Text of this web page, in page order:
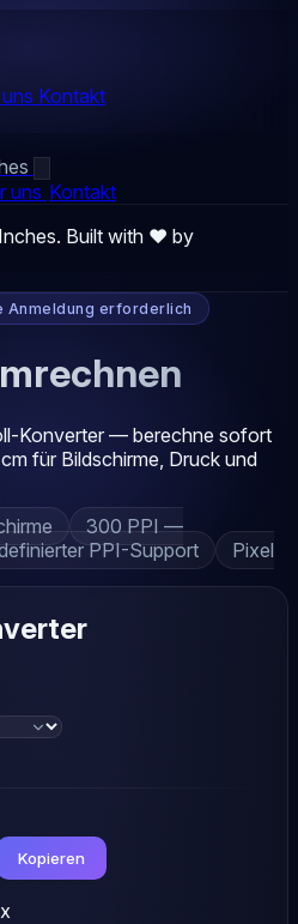
Kontakt
uns Kontakt
Built with ❤️ by
Anmeldung erforderlich
Konverter — berechne sofort
für Bildschirme, Druck und
300 PPI —
PPI-Support
Pixel
Kopieren